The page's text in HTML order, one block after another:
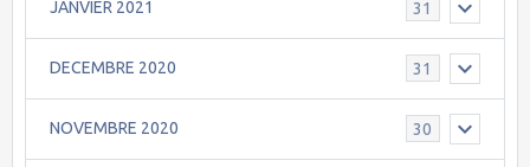
JANVIER 2021 31
DECEMBRE 2020 31
NOVEMBRE 2020 30